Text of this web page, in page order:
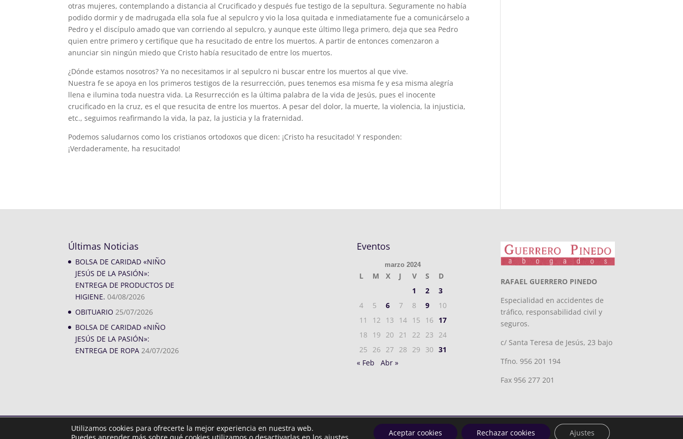
otras mujeres, contemplando a distancia al Crucificado y después fue testigo de la sepultura. Seguramente no había
podido dormir y de madrugada ella sola fue al sepulcro y vio la losa quitada e inmediatamente fue a comunicárselo a
Pedro y el discípulo amado que van corriendo al sepulcro, y aunque este último llega primero, deja que sea Pedro
quien entre primero y certifique que ha resucitado de entre los muertos. A partir de entonces comenzaron a
anunciar sin ningún miedo que Cristo había resucitado de entre los muertos.
¿Dónde estamos nosotros? Ya no necesitamos ir al sepulcro ni buscar entre los muertos al que vive.
Nuestra fe se apoya en los primeros testigos de la resurrección, pues tenemos esa misma fe y esa misma alegría
llena e ilumina toda nuestra vida. La Resurrección es la última palabra de la vida de Jesús, pues el inocente
crucificado en la cruz, es el que resucita de entre los muertos. A pesar del dolor, la muerte, la violencia, la injusticia,
etc., seguimos reafirmando la vida, la paz, la justicia y la fraternidad.
Podemos saludarnos como los cristianos ortodoxos que dicen: ¡Cristo ha resucitado! Y responden:
¡Verdaderamente, ha resucitado!
Últimas Noticias
BOLSA DE CARIDAD «NIÑO
JESÚS DE LA PASIÓN»:
ENTREGA DE PRODUCTOS DE
HIGIENE. 04/08/2026
OBITUARIO 25/07/2026
BOLSA DE CARIDAD «NIÑO
JESÚS DE LA PASIÓN»:
ENTREGA DE ROPA 24/07/2026
Eventos
marzo 2024
L M X J V S
D
1
2
3
4
5 6 7 8 9
10
11
12 13 14 15 16
17
18
19 20 21 22 23
24
25
26 27 28 29 30 31
« Feb
Abr »
RAFAEL GUERRERO PINEDO
Especialidad en accidentes de
tráfico, responsabilidad civil y
seguros.
c/ Santa Teresa de Jesús, 23 bajo
Tfno. 956 201 194
Fax 956 277 201
Diseñado por iNova Cloud. © Todos los derechos reservados.Política privacidad| Aviso Legal y Cookies
Utilizamos cookies para ofrecerte la mejor experiencia en nuestra web.
Aceptar cookies Rechazar cookies Ajustes